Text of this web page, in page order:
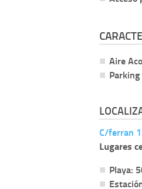
Aire
Parking
C/ferran
Lugares
Playa: